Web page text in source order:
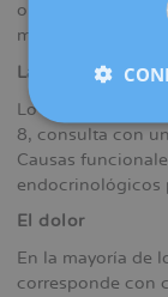
olvidado),
menstruación.
La duración
Lo habitual es
8, consulta con
Causas
endocrinológicos
El dolor
En la mayoría de
corresponde con